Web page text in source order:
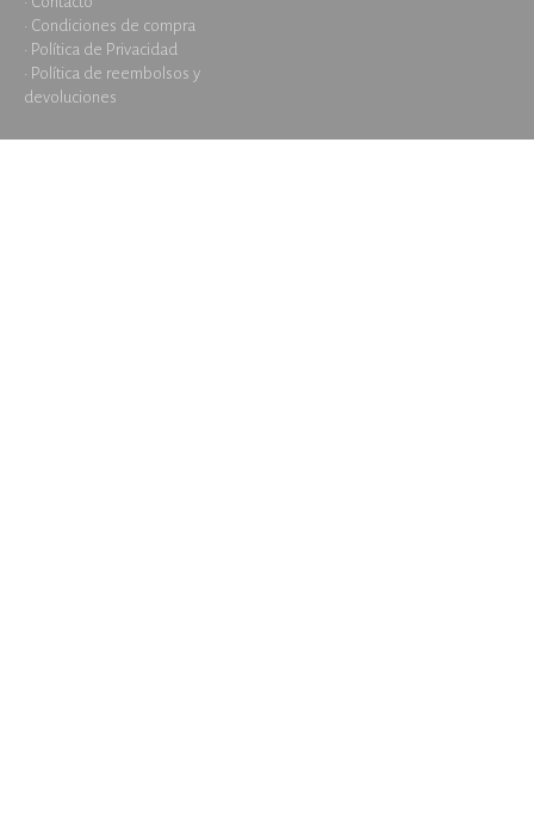
· Condiciones de compra
· Política de Privacidad
· Política de reembolsos y
devoluciones